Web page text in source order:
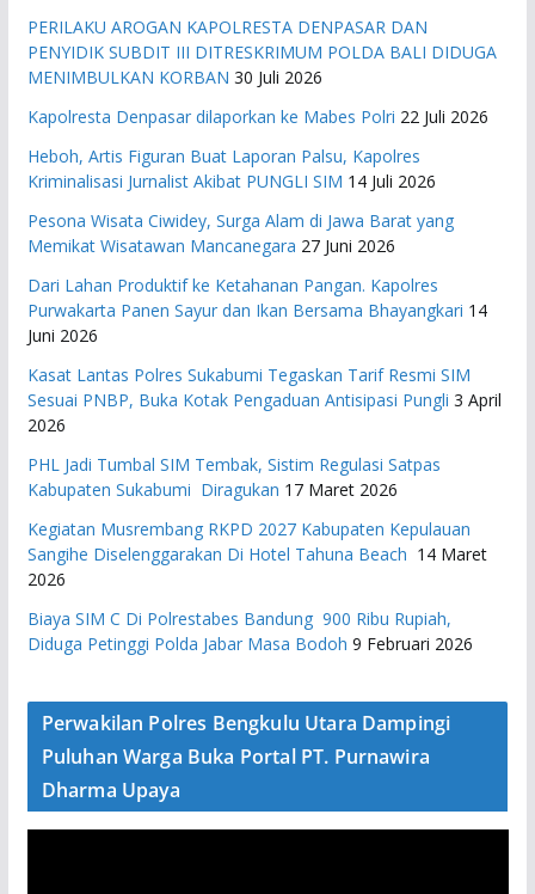
PERILAKU AROGAN KAPOLRESTA DENPASAR DAN
PENYIDIK SUBDIT III DITRESKRIMUM POLDA BALI DIDUGA
MENIMBULKAN KORBAN 30 Juli 2026
Kapolresta Denpasar dilaporkan ke Mabes Polri 22 Juli 2026
Heboh, Artis Figuran Buat Laporan Palsu, Kapolres
Kriminalisasi Jurnalist Akibat PUNGLI SIM 14 Juli 2026
Pesona Wisata Ciwidey, Surga Alam di Jawa Barat yang
Memikat Wisatawan Mancanegara 27 Juni 2026
Dari Lahan Produktif ke Ketahanan Pangan. Kapolres
Purwakarta Panen Sayur dan Ikan Bersama Bhayangkari 14
Juni 2026
Kasat Lantas Polres Sukabumi Tegaskan Tarif Resmi SIM
Sesuai PNBP, Buka Kotak Pengaduan Antisipasi Pungli 3 April
2026
PHL Jadi Tumbal SIM Tembak, Sistim Regulasi Satpas
Kabupaten Sukabumi Diragukan 17 Maret 2026
Kegiatan Musrembang RKPD 2027 ​Kabupaten Kepulauan
Sangihe Diselenggarakan Di Hotel Tahuna Beach 14 Maret
2026
Biaya SIM C Di Polrestabes Bandung 900 Ribu Rupiah,
Diduga Petinggi Polda Jabar Masa Bodoh 9 Februari 2026
Perwakilan Polres Bengkulu Utara Dampingi
Puluhan Warga Buka Portal PT. Purnawira
Dharma Upaya